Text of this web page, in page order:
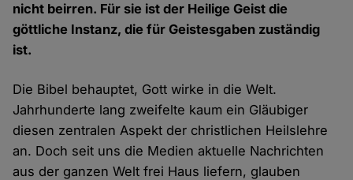
nicht beirren. Für sie ist der Heilige Geist die
göttliche Instanz, die für Geistesgaben zuständig
ist.
Die Bibel behauptet, Gott wirke in die Welt.
Jahrhunderte lang zweifelte kaum ein Gläubiger
diesen zentralen Aspekt der christlichen Heilslehre
an. Doch seit uns die Medien aktuelle Nachrichten
aus der ganzen Welt frei Haus liefern, glauben